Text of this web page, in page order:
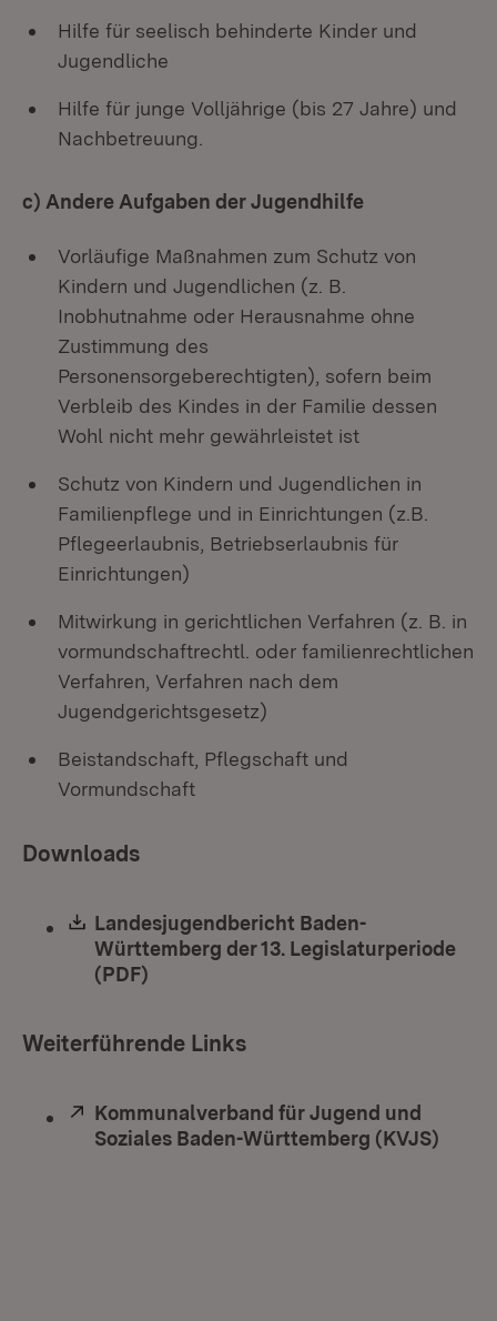
Hilfe für seelisch behinderte Kinder und
Jugendliche
Hilfe für junge Volljährige (bis 27 Jahre) und
Nachbetreuung.
c) Andere Aufgaben der Jugendhilfe
Vorläufige Maßnahmen zum Schutz von
Kindern und Jugendlichen (z. B.
Inobhutnahme oder Herausnahme ohne
Zustimmung des
Personensorgeberechtigten), sofern beim
Verbleib des Kindes in der Familie dessen
Wohl nicht mehr gewährleistet ist
Schutz von Kindern und Jugendlichen in
Familienpflege und in Einrichtungen (z.B.
Pflegeerlaubnis, Betriebserlaubnis für
Einrichtungen)
Mitwirkung in gerichtlichen Verfahren (z. B. in
vormundschaftrechtl. oder familienrechtlichen
Verfahren, Verfahren nach dem
Jugendgerichtsgesetz)
Beistandschaft, Pflegschaft und
Vormundschaft
Downloads
Download:
Landesjugendbericht Baden-
Württemberg der 13. Legislaturperiode
(PDF)
Weiterführende Links
Extern:
Kommunalverband für Jugend und
Soziales Baden-Württemberg (KVJS)